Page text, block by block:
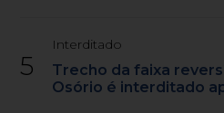
5
Interditado
Trecho da faixa
Osório é interditado